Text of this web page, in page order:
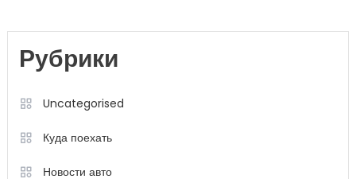
Рубрики
Uncategorised
Куда поехать
Новости авто